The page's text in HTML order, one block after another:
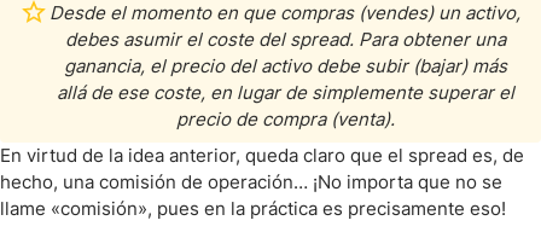
Desde el momento en que compras (vendes) un activo,
debes asumir el coste del spread. Para obtener una
ganancia, el precio del activo debe subir (bajar) más
allá de ese coste, en lugar de simplemente superar el
precio de compra (venta).
En virtud de la idea anterior, queda claro que el spread es, de
hecho, una comisión de operación… ¡No importa que no se
llame «comisión», pues en la práctica es precisamente eso!